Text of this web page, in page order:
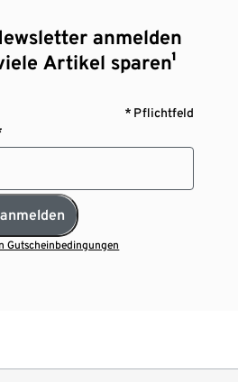
anmelden
Artikel sparen¹
* Pflichtfeld
Gutscheinbedingungen